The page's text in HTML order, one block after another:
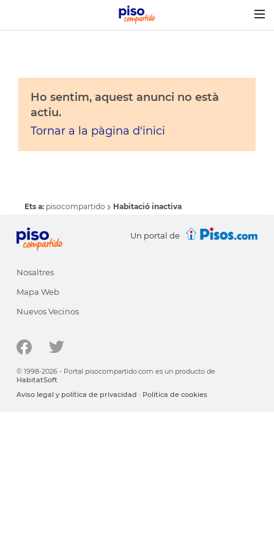
Ho sentim, aquest anunci no està
actiu.
Tornar a la pàgina d'inici
Ets a: pisocompartido Habitació inactiva
Un portal de
Nosaltres
Mapa Web
Nuevos Vecinos
© 1998-2026 - Portal pisocompartido.com es un producto de
HabitatSoft
Aviso legal y política de privacidad · Política de cookies